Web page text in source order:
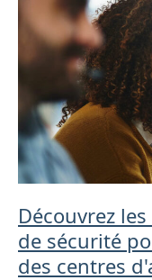
Découvrez
de sécurité
des centres